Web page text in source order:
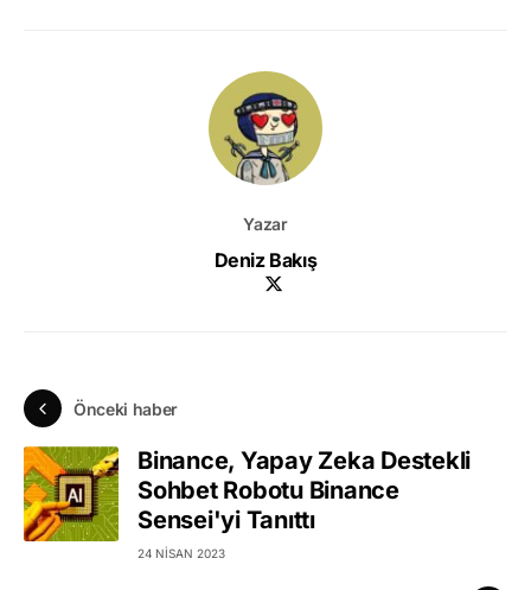
Yazar
Deniz Bakış
Önceki haber
Binance, Yapay Zeka Destekli
Sohbet Robotu Binance
Sensei'yi Tanıttı
24 NISAN 2023